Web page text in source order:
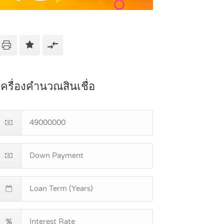
ครื่องคำนวณสินเชื่อ